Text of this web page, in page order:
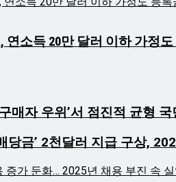
연소득 20만 달러 이하 가정도
매자 우위’서 점진적 균형
당금’ 2천달러 지급 구상,